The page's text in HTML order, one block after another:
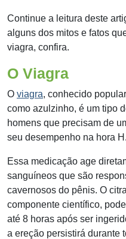
Continue a leitura deste
alguns dos mitos e fatos
viagra, confira.
O Viagra
O viagra, conhecido
como azulzinho, é um tipo
homens que precisam de
seu desempenho na hora H.
Essa medicação age
sanguíneos que são
cavernosos do pênis. O
componente científico,
até 8 horas após ser
a ereção persistirá durante